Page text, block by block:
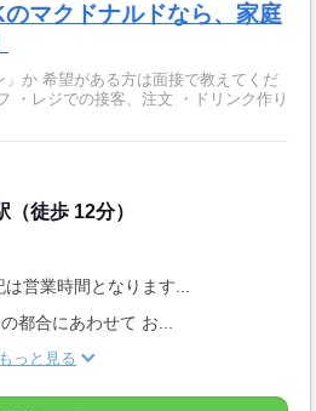
マクドナルドなら、家庭
」か 希望がある方は面接で教えてくだ
（徒歩 12分）
営業時間となります...
都合にあわせて お...
もっと見る